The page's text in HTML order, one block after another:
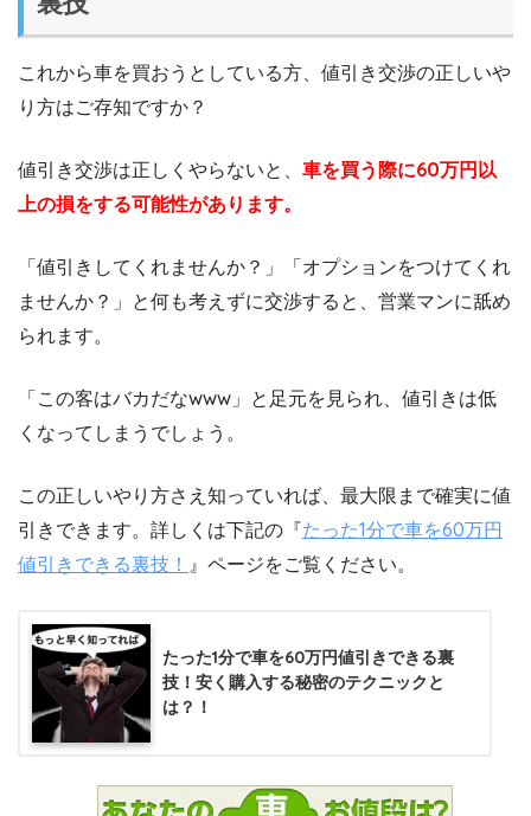
これから車を買おうとしている方、値引き交渉の正しいや
り方はご存知ですか？
値引き交渉は正しくやらないと、 車を買う際に60万円以
上の損をする可能性があります。
「値引きしてくれませんか？」「オプションをつけてくれ
ませんか？」と何も考えずに交渉すると、営業マンに舐め
られます。
「この客はバカだなwww」と足元を見られ、値引きは低
くなってしまうでしょう。
この正しいやり方さえ知っていれば、最大限まで確実に値
引きできます。詳しくは下記の『たった1分で車を60万円
値引きできる裏技！ 』ページをご覧ください。
たった1分で車を60万円値引きできる裏
技！安く購入する秘密のテクニックと
は？！